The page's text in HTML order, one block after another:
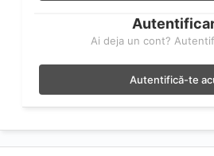
Ai deja un cont?
Autentifică-te